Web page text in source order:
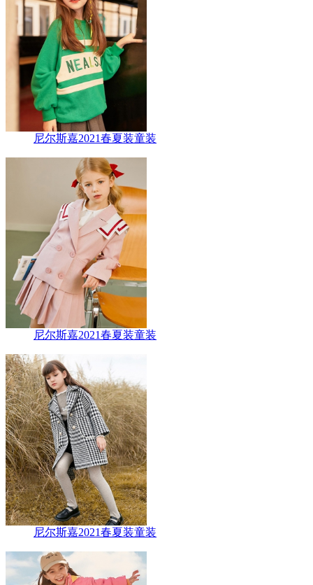
尼尔斯嘉2021春夏装童装
尼尔斯嘉2021春夏装童装
尼尔斯嘉2021春夏装童装